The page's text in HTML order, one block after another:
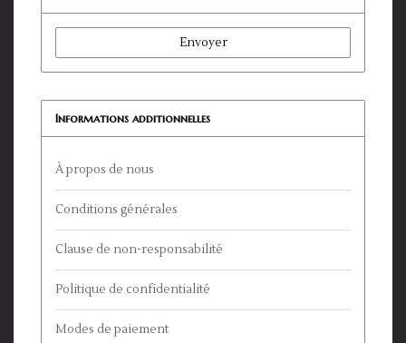
Envoyer
Informations additionnelles
À propos de nous
Conditions générales
Clause de non-responsabilité
Politique de confidentialité
Modes de paiement